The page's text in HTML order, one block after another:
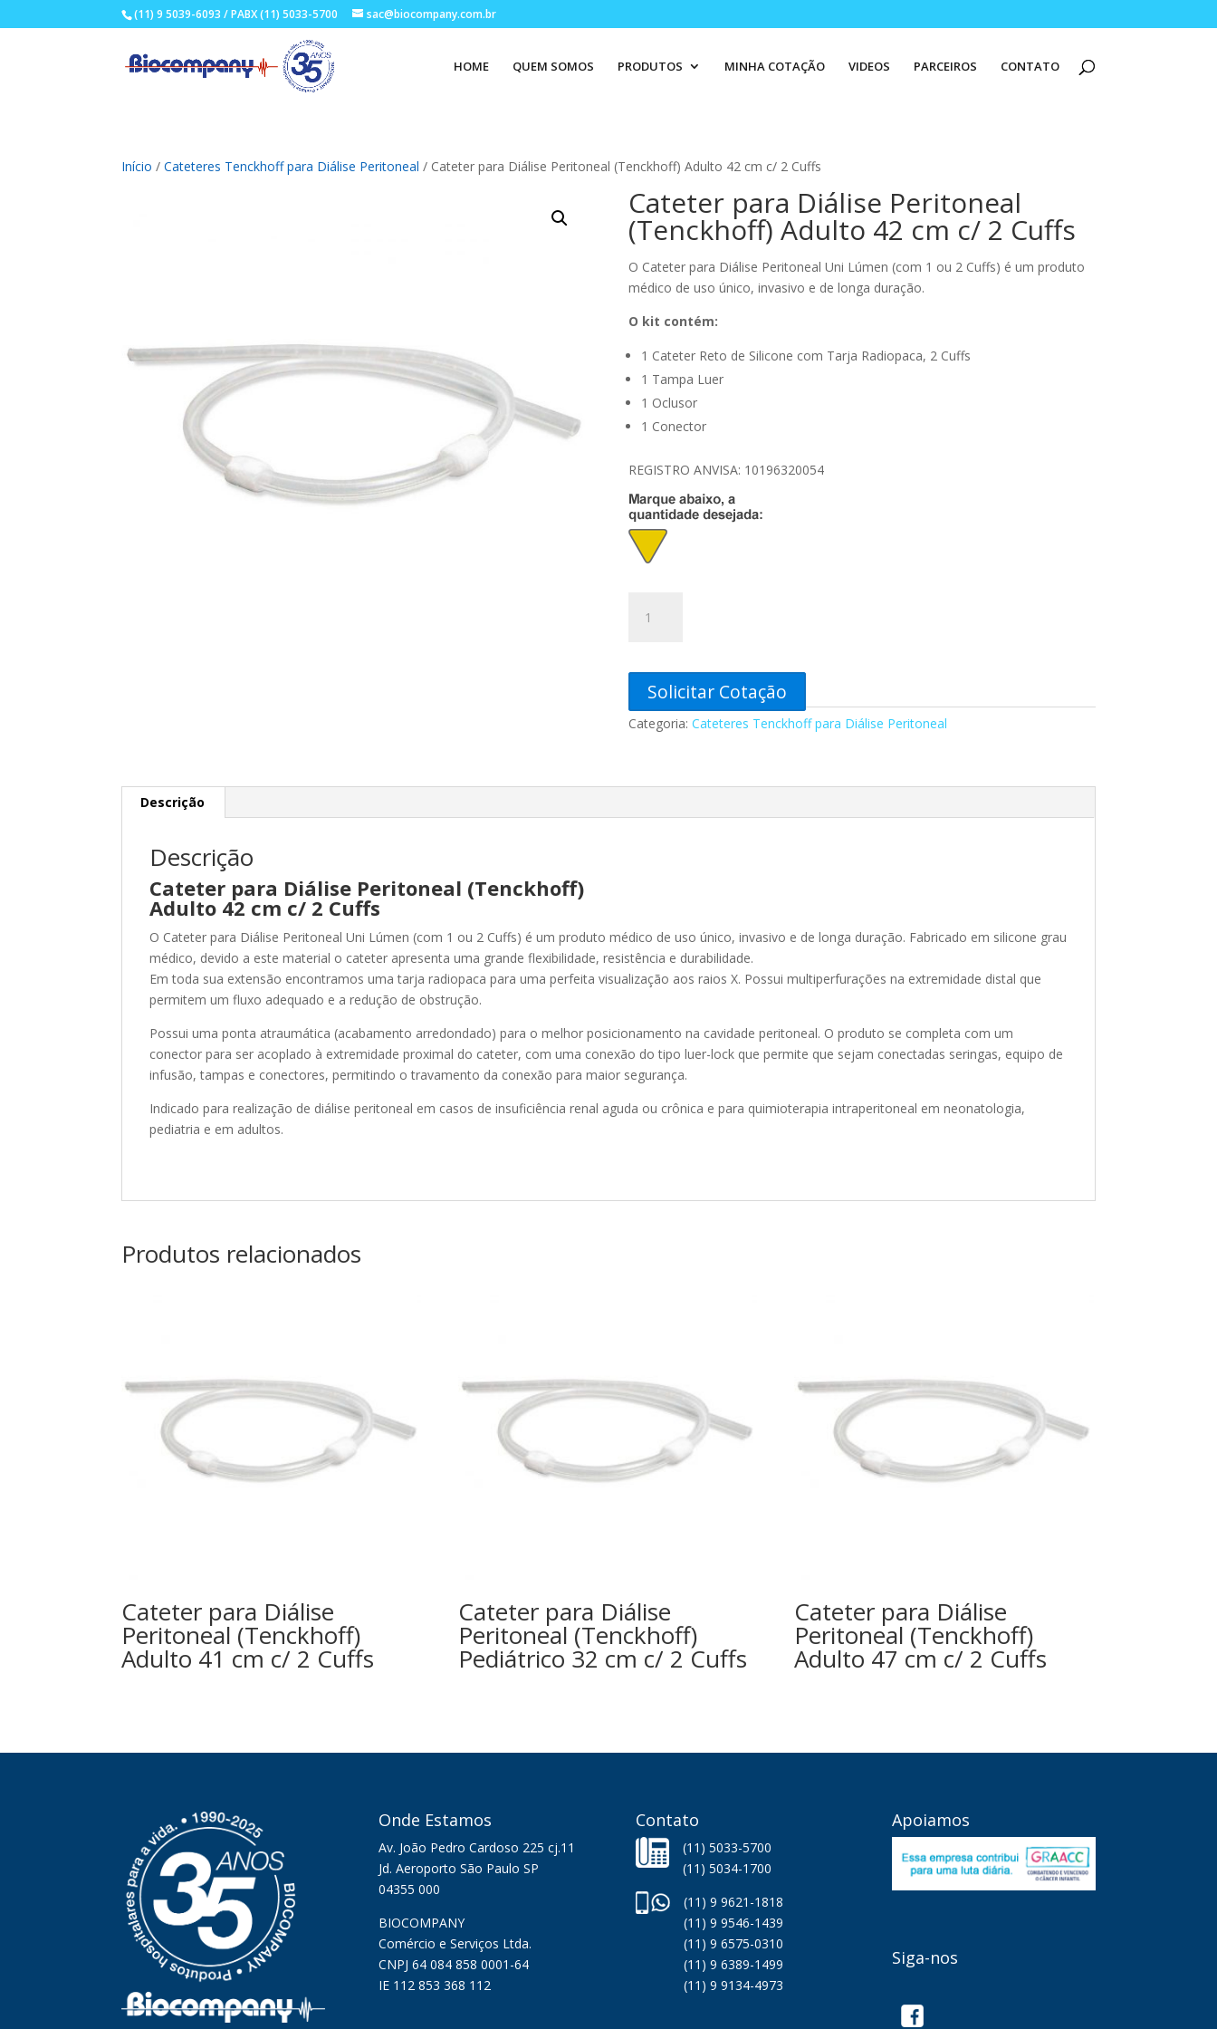
(11) 9 5039-6093 / PABX (11) 5033-5700 sac@biocompany.com.br
HOME QUEM SOMOS PRODUTOS MINHA COTAÇÃO VIDEOS PARCEIROS CONTATO
Início /Cateteres Tenckhoff para Diálise Peritoneal / Cateter para Diálise Peritoneal (Tenckhoff) Adulto 42 cm c/ 2 Cuffs
Cateter para Diálise Peritoneal
(Tenckhoff) Adulto 42 cm c/ 2 Cuffs
O Cateter para Diálise Peritoneal Uni Lúmen (com 1 ou 2 Cuffs) é um produto
médico de uso único, invasivo e de longa duração.
O kit contém:
1 Cateter Reto de Silicone com Tarja Radiopaca, 2 Cuffs
1 Tampa Luer
1 Oclusor
1 Conector
REGISTRO ANVISA: 10196320054
para
(Tenckhoff)
Adulto
42
2
Solicitar Cotação
Categoria: Cateteres Tenckhoff para Diálise Peritoneal
Descrição
Descrição
Cateter para Diálise Peritoneal (Tenckhoff)
Adulto 42 cm c/ 2 Cuffs
O Cateter para Diálise Peritoneal Uni Lúmen (com 1 ou 2 Cuffs) é um produto médico de uso único, invasivo e de longa duração. Fabricado em silicone grau
médico, devido a este material o cateter apresenta uma grande flexibilidade, resistência e durabilidade.
Em toda sua extensão encontramos uma tarja radiopaca para uma perfeita visualização aos raios X. Possui multiperfurações na extremidade distal que
permitem um fluxo adequado e a redução de obstrução.
Possui uma ponta atraumática (acabamento arredondado) para o melhor posicionamento na cavidade peritoneal. O produto se completa com um
conector para ser acoplado à extremidade proximal do cateter, com uma conexão do tipo luer-lock que permite que sejam conectadas seringas, equipo de
infusão, tampas e conectores, permitindo o travamento da conexão para maior segurança.
Indicado para realização de diálise peritoneal em casos de insuficiência renal aguda ou crônica e para quimioterapia intraperitoneal em neonatologia,
pediatria e em adultos.
Produtos relacionados
Cateter para Diálise
Peritoneal (Tenckhoff)
Adulto 41 cm c/ 2 Cuffs
Cateter para Diálise
Peritoneal (Tenckhoff)
Pediátrico 32 cm c/ 2 Cuffs
Cateter para Diálise
Peritoneal (Tenckhoff)
Adulto 47 cm c/ 2 Cuffs
Onde Estamos
Av. João Pedro Cardoso 225 cj.11
Jd. Aeroporto São Paulo SP
04355 000
BIOCOMPANY
Comércio e Serviços Ltda.
CNPJ 64 084 858 0001-64
IE 112 853 368 112
Contato
(11) 5033-5700
(11) 5034-1700
(11) 9 9621-1818
(11) 9 9546-1439
(11) 9 6575-0310
(11) 9 6389-1499
(11) 9 9134-4973
Apoiamos
Siga-nos